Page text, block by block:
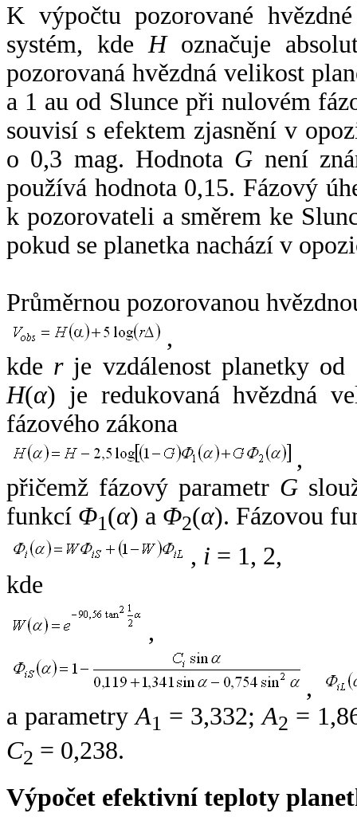
K výpočtu pozorované
systém, kde Hoznačuje
pozorovaná hvězdná velikost
a 1 au od Slunce při nulovém
souvisí s efektem zjasnění v
o 0,3 mag. Hodnota G není
používá hodnota 0,15. Fázový
k pozorovateli a směrem ke
pokud se planetka nachází v
Průměrnou pozorovanou
,
kde rje vzdálenost planetky od
H(α) je redukovaná hvězdná
fázového zákona
,
přičemž fázový parametr G
funkcí Φ1(α) a Φ2(α). Fázovou
, i = 1, 2,
kde
,
,
a parametryA1 = 3,332;A2 =
C2 = 0,238.
Výpočet efektivní teploty